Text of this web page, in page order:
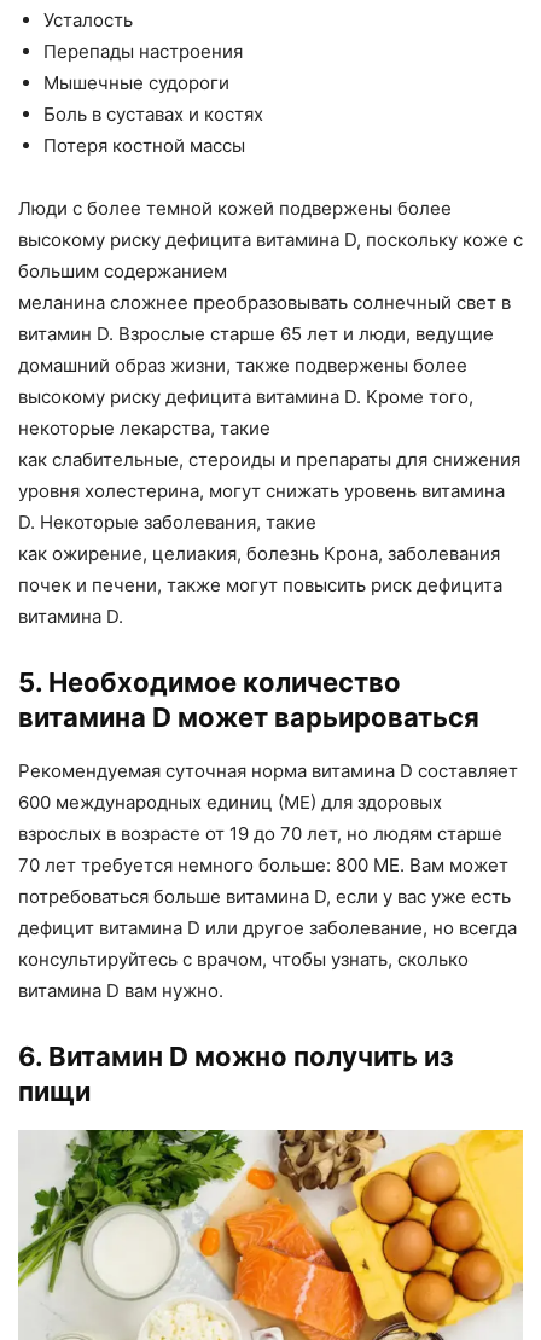
Усталость
Перепады настроения
Мышечные судороги
Боль в суставах и костях
Потеря костной массы
Люди с более темной кожей подвержены более
высокому риску дефицита витамина D, поскольку коже с
большим содержанием
меланина сложнее преобразовывать солнечный свет в
витамин D. Взрослые старше 65 лет и люди, ведущие
домашний образ жизни, также подвержены более
высокому риску дефицита витамина D. Кроме того,
некоторые лекарства, такие
как слабительные, стероиды и препараты для снижения
уровня холестерина, могут снижать уровень витамина
D. Некоторые заболевания, такие
как ожирение, целиакия, болезнь Крона, заболевания
почек и печени, также могут повысить риск дефицита
витамина D.
5. Необходимое количество
витамина D может варьироваться
Рекомендуемая суточная норма витамина D составляет
600 международных единиц (МЕ) для здоровых
взрослых в возрасте от 19 до 70 лет, но людям старше
70 лет требуется немного больше: 800 МЕ. Вам может
потребоваться больше витамина D, если у вас уже есть
дефицит витамина D или другое заболевание, но всегда
консультируйтесь с врачом, чтобы узнать, сколько
витамина D вам нужно.
6. Витамин D можно получить из
пищи